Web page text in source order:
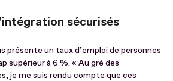
sécurisés
présente un taux d’emploi de personnes
supérieur à 6 %. « Au gré des
je me suis rendu compte que ces